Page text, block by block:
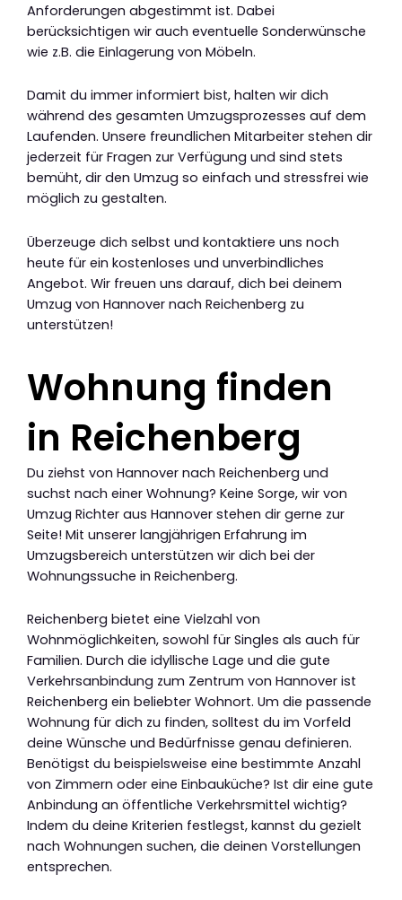
Anforderungen abgestimmt ist. Dabei
berücksichtigen wir auch eventuelle Sonderwünsche
wie z.B. die Einlagerung von Möbeln.
Damit du immer informiert bist, halten wir dich
während des gesamten Umzugsprozesses auf dem
Laufenden. Unsere freundlichen Mitarbeiter stehen dir
jederzeit für Fragen zur Verfügung und sind stets
bemüht, dir den Umzug so einfach und stressfrei wie
möglich zu gestalten.
Überzeuge dich selbst und kontaktiere uns noch
heute für ein kostenloses und unverbindliches
Angebot. Wir freuen uns darauf, dich bei deinem
Umzug von Hannover nach Reichenberg zu
unterstützen!
Wohnung finden
in Reichenberg
Du ziehst von Hannover nach Reichenberg und
suchst nach einer Wohnung? Keine Sorge, wir von
Umzug Richter aus Hannover stehen dir gerne zur
Seite! Mit unserer langjährigen Erfahrung im
Umzugsbereich unterstützen wir dich bei der
Wohnungssuche in Reichenberg.
Reichenberg bietet eine Vielzahl von
Wohnmöglichkeiten, sowohl für Singles als auch für
Familien. Durch die idyllische Lage und die gute
Verkehrsanbindung zum Zentrum von Hannover ist
Reichenberg ein beliebter Wohnort. Um die passende
Wohnung für dich zu finden, solltest du im Vorfeld
deine Wünsche und Bedürfnisse genau definieren.
Benötigst du beispielsweise eine bestimmte Anzahl
von Zimmern oder eine Einbauküche? Ist dir eine gute
Anbindung an öffentliche Verkehrsmittel wichtig?
Indem du deine Kriterien festlegst, kannst du gezielt
nach Wohnungen suchen, die deinen Vorstellungen
entsprechen.